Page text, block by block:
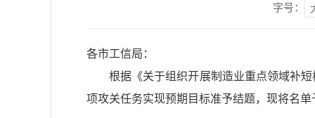
字号：
各市工信局：
根据《关于组织开展制造业重点领域补
项攻关任务实现预期目标准予结题，现将名单